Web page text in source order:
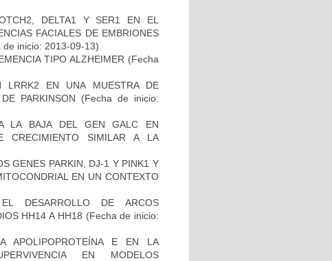
DELTA1 Y SER1 EN EL
FACIALES DE EMBRIONES
de inicio: 2013-09-13)
TIPO ALZHEIMER (Fecha
LRRK2 EN UNA MUESTRA DE
PARKINSON (Fecha de inicio:
LA BAJA DEL GEN GALC EN
CRECIMIENTO SIMILAR A LA
GENES PARKIN, DJ-1 Y PINK1 Y
EN UN CONTEXTO
DESARROLLO DE ARCOS
HH14 A HH18 (Fecha de inicio:
APOLIPOPROTEÍNA E EN LA
EN MODELOS